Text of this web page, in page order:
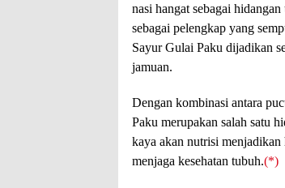
nasi hangat sebagai
sebagai pelengkap yang
Sayur Gulai Paku dijadikan
jamuan.
Dengan kombinasi antara
Paku merupakan salah satu
kaya akan nutrisi menjadikan
menjaga kesehatan tubuh.(*)